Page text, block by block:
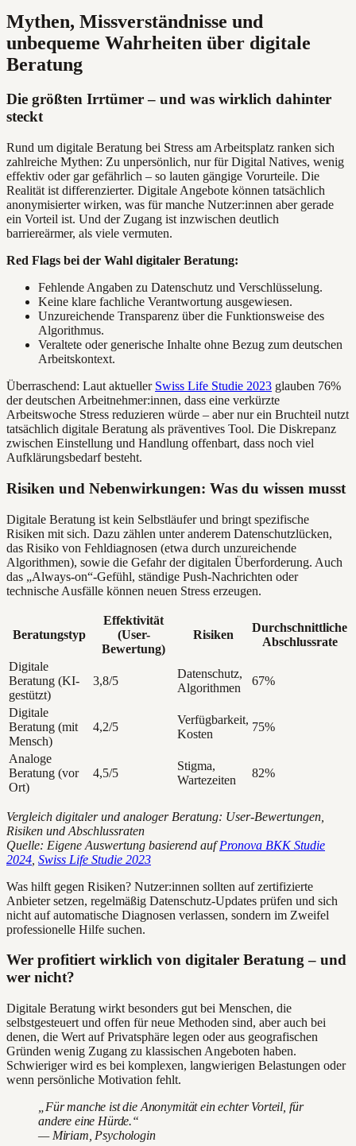
Mythen, Missverständnisse und
unbequeme Wahrheiten über digitale
Beratung
Die größten Irrtümer – und was wirklich dahinter
steckt
Rund um digitale Beratung bei Stress am Arbeitsplatz ranken sich
zahlreiche Mythen: Zu unpersönlich, nur für Digital Natives, wenig
effektiv oder gar gefährlich – so lauten gängige Vorurteile. Die
Realität ist differenzierter. Digitale Angebote können tatsächlich
anonymisierter wirken, was für manche Nutzer:innen aber gerade
ein Vorteil ist. Und der Zugang ist inzwischen deutlich
barriereärmer, als viele vermuten.
Red Flags bei der Wahl digitaler Beratung:
Fehlende Angaben zu Datenschutz und Verschlüsselung.
Keine klare fachliche Verantwortung ausgewiesen.
Unzureichende Transparenz über die Funktionsweise des
Algorithmus.
Veraltete oder generische Inhalte ohne Bezug zum deutschen
Arbeitskontext.
Überraschend: Laut aktueller Swiss Life Studie 2023 glauben 76%
der deutschen Arbeitnehmer:innen, dass eine verkürzte
Arbeitswoche Stress reduzieren würde – aber nur ein Bruchteil nutzt
tatsächlich digitale Beratung als präventives Tool. Die Diskrepanz
zwischen Einstellung und Handlung offenbart, dass noch viel
Aufklärungsbedarf besteht.
Risiken und Nebenwirkungen: Was du wissen musst
Digitale Beratung ist kein Selbstläufer und bringt spezifische
Risiken mit sich. Dazu zählen unter anderem Datenschutzlücken,
das Risiko von Fehldiagnosen (etwa durch unzureichende
Algorithmen), sowie die Gefahr der digitalen Überforderung. Auch
das „Always-on“-Gefühl, ständige Push-Nachrichten oder
technische Ausfälle können neuen Stress erzeugen.
Beratungstyp
Effektivität
(User-
Bewertung)
Risiken
Durchschnittliche
Abschlussrate
Digitale
Beratung (KI-
gestützt)
3,8/5
Datenschutz,
Algorithmen
67%
Digitale
Beratung (mit
Mensch)
4,2/5
Verfügbarkeit,
Kosten
75%
Analoge
Beratung (vor
Ort)
4,5/5
Stigma,
Wartezeiten
82%
Vergleich digitaler und analoger Beratung: User-Bewertungen,
Risiken und Abschlussraten
Quelle: Eigene Auswertung basierend aufPronova BKK Studie
2024 Swiss Life Studie 2023
Was hilft gegen Risiken? Nutzer:innen sollten auf zertifizierte
Anbieter setzen, regelmäßig Datenschutz-Updates prüfen und sich
nicht auf automatische Diagnosen verlassen, sondern im Zweifel
professionelle Hilfe suchen.
Wer profitiert wirklich von digitaler Beratung – und
wer nicht?
Digitale Beratung wirkt besonders gut bei Menschen, die
selbstgesteuert und offen für neue Methoden sind, aber auch bei
denen, die Wert auf Privatsphäre legen oder aus geografischen
Gründen wenig Zugang zu klassischen Angeboten haben.
Schwieriger wird es bei komplexen, langwierigen Belastungen oder
wenn persönliche Motivation fehlt.
„Für manche ist die Anonymität ein echter Vorteil, für
andere eine Hürde.“
— Miriam, Psychologin